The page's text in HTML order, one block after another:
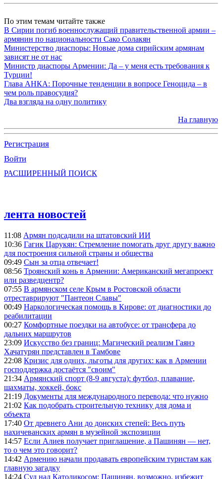
По этим темам читайте также
В Сирии погиб военнослужащий правительственной армии –
армянин по национальности Сако Солакян
Министерство диаспоры: Новые дома сирийским армянам
зависят не от нас
Министр диаспоры Армении: Да – у меня есть требования к
Турции!
Глава АНКА: Порочные тенденции в вопросе Геноцида – в
чем роль правосудия?
Два взгляда на одну политику
На главную
Регистрация
Войти
РАСШИРЕННЫЙ ПОИСК
лента новостей
11:08 Армян подсадили на штатовский ИИ
10:36 Гагик Царукян: Стремление помогать друг другу важно
для построения сильной страны и общества
09:49 Сын за отца отвечает!
08:56 Троянский конь в Армении: Американский мегапроект
или разведцентр?
07:55 В армянском селе Крым в Ростовской области
отреставрируют "Пантеон Славы"
00:49 Наркологическая помощь в Кирове: от диагностики до
реабилитации
00:27 Комфортные поездки на автобусе: от трансфера до
дальних маршрутов
23:09 Искусство без границ: Магический реализм Гаянэ
Хачатурян представлен в Тамбове
22:08 Кризис для одних, льготы для других: как в Армении
господдержка достаётся "своим"
21:34 Армянский спорт (8-9 августа): футбол, плавание,
шахматы, хоккей, бокс
21:19 Документы для международного перевода: что нужно
21:02 Как подобрать строительную технику для дома и
объекта
17:40 От древнего Ани до донских степей: Весь путь
нахичеванских армян в музейной экспозиции
14:57 Если Алиев получает приглашение, а Пашинян — нет,
то о чем это говорит?
14:42 Армению начали продавать европейским туристам как
главную загадку
14:24 Суд над Католикосом: Пашинян, возможно, избежит